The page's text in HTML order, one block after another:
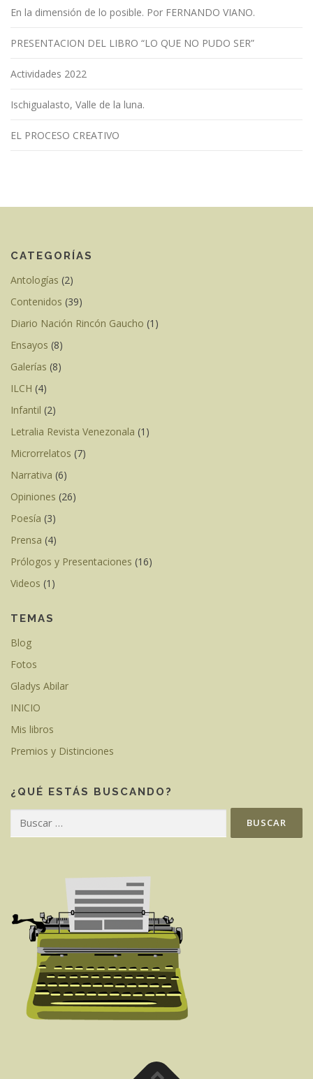
En la dimensión de lo posible. Por FERNANDO VIANO.
PRESENTACION DEL LIBRO “LO QUE NO PUDO SER”
Actividades 2022
Ischigualasto, Valle de la luna.
EL PROCESO CREATIVO
CATEGORÍAS
Antologías (2)
Contenidos (39)
Diario Nación Rincón Gaucho (1)
Ensayos (8)
Galerías (8)
ILCH (4)
Infantil (2)
Letralia Revista Venezonala (1)
Microrrelatos (7)
Narrativa (6)
Opiniones (26)
Poesía (3)
Prensa (4)
Prólogos y Presentaciones (16)
Videos (1)
TEMAS
Blog
Fotos
Gladys Abilar
INICIO
Mis libros
Premios y Distinciones
¿QUÉ ESTÁS BUSCANDO?